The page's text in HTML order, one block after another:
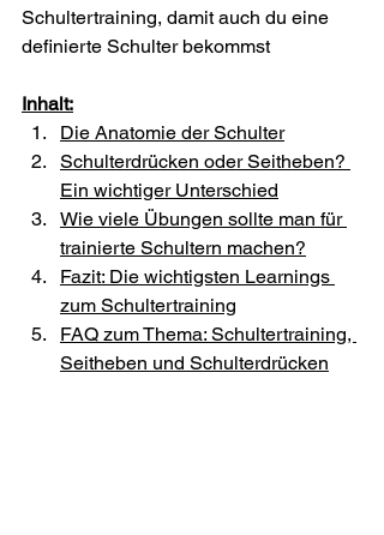
Schultertraining, damit auch du eine
definierte Schulter bekommst
Inhalt:
Die Anatomie der Schulter
Schulterdrücken oder Seitheben?
Ein wichtiger Unterschied
Wie viele Übungen sollte man für
trainierte Schultern machen?
Fazit: Die wichtigsten Learnings
zum Schultertraining
FAQ zum Thema: Schultertraining,
Seitheben und Schulterdrücken